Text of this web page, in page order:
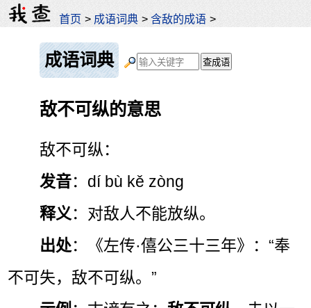
首页 > 成语词典 >含敌的成语 >
成语词典
敌不可纵的意思
敌不可纵：
发音：dí bù kě zòng
释义 ：对敌人不能放纵。
出处：《左传·僖公三十三年》：“奉
不可失，敌不可纵。”